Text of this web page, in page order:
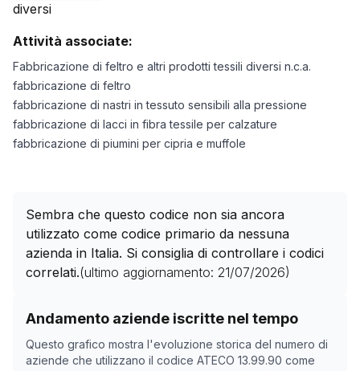
diversi
Attività associate:
Fabbricazione di feltro e altri prodotti tessili diversi n.c.a.
fabbricazione di feltro
fabbricazione di nastri in tessuto sensibili alla pressione
fabbricazione di lacci in fibra tessile per calzature
fabbricazione di piumini per cipria e muffole
Sembra che questo codice non sia ancora
utilizzato come codice primario da nessuna
azienda in Italia. Si consiglia di controllare i codici
correlati.(ultimo aggiornamento: 21/07/2026)
Andamento aziende iscritte nel tempo
Questo grafico mostra l'evoluzione storica del numero di
aziende che utilizzano il codice ATECO 13.99.90 come
Storico numero di aziende con codice ATECO
Data rilevazione
08/05/2025
0